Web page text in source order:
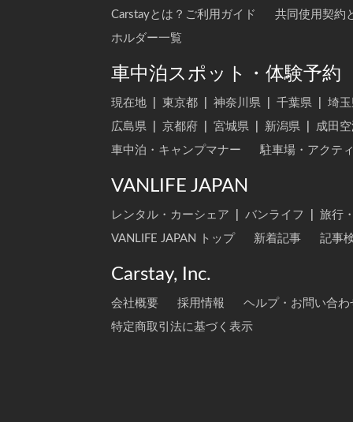
Carstayとは？ご利用ガイド
共同使用契約
ホルダー一覧
車中泊スポット・体験予約
現在地 東京都 神奈川県 千葉県 埼
広島県
京都府 宮城県 新潟県 成田空
車中泊・キャンプマナー
駐車場・アクテ
VANLIFE JAPAN
レンタル・カーシェア バンライフ 旅行
VANLIFE JAPAN トップ
新着記事 記事
Carstay, Inc.
会社概要 採用情報 ヘルプ・お問い合わ
特定商取引法に基づく表示